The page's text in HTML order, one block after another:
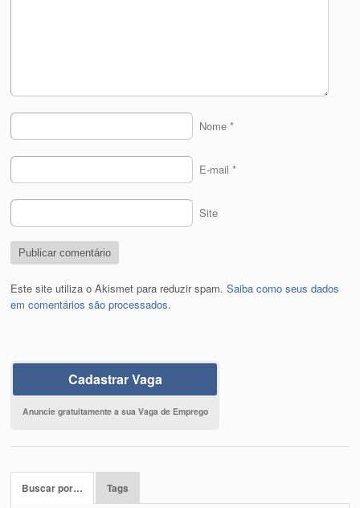
Nome *
E-mail *
Site
Este site utiliza o Akismet para reduzir spam.Saiba como seus dados
em comentários são processados.
Cadastrar Vaga
Anuncie gratuitamente a sua Vaga de Emprego
Buscar por… Tags